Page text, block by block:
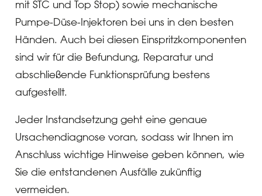
mit STC und Top Stop) sowie mechanische
Pumpe-Düse-Injektoren bei uns in den besten
Händen. Auch bei diesen Einspritzkomponenten
sind wir für die Befundung, Reparatur und
abschließende Funktionsprüfung bestens
aufgestellt.
Jeder Instandsetzung geht eine genaue
Ursachendiagnose voran, sodass wir Ihnen im
Anschluss wichtige Hinweise geben können, wie
Sie die entstandenen Ausfälle zukünftig
vermeiden.